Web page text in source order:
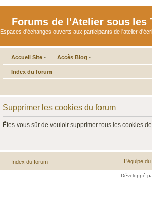
Forums de l'Atelier sous les
Espaces d'échanges ouverts aux participants de l'atelier
Accueil Site • Accès Blog •
Index du forum
Supprimer les cookies du forum
Êtes-vous sûr de vouloir supprimer tous les cookies
Index du forum L’équipe
Développé